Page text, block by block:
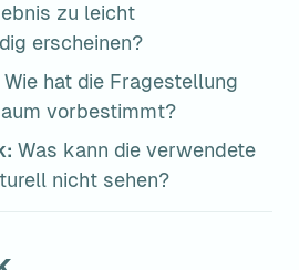
zu leicht
erscheinen?
Wie hat die Fragestellung
vorbestimmt?
Was kann die verwendete
nicht sehen?